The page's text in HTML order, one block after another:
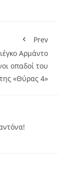
Prev
Αρμάντο
οπαδοί του
«Θύρας 4»